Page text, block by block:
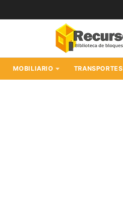
MOBILIARIO TRANSPORTES